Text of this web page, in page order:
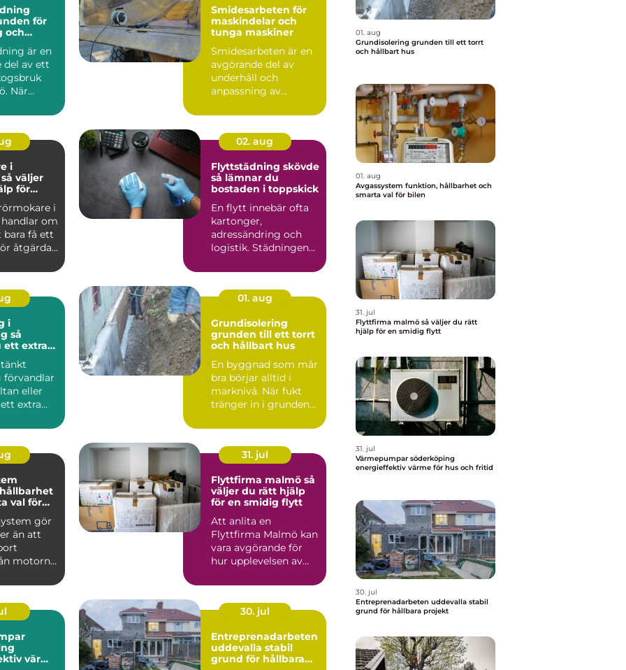
och
är en
del av ett
När
Smidesarbeten för
maskindelar och
tunga maskiner
Smidesarbeten är en
avgörande del av
underhåll och
anpassning av
tunga maskiner, sär...
i
för
i
om
bara få ett
åtgärdat.
02. aug
Flyttstädning skövde
så lämnar du
bostaden i toppskick
En flytt innebär ofta
kartonger,
adressändring och
logistik. Städningen
listan, ...
i
ett extra
förvandlar
eller
extra
01. aug
Grundisolering
grunden till ett torrt
och hållbart hus
En byggnad som mår
bra börjar alltid i
marknivå. När fukt
tränger in i grunden
mögel...
val för
gör
än att
motorn.
31. jul
Flyttfirma malmö så
väljer du rätt hjälp
för en smidig flytt
Att anlita en
Flyttfirma Malmö kan
vara avgörande för
hur upplevelsen av
välplan...
värme
30. jul
Entreprenadarbeten
uddevalla stabil
grund för hållbara
01. aug
Grundisolering grunden till ett torrt
och hållbart hus
01. aug
Avgassystem funktion, hållbarhet och
smarta val för bilen
31. jul
Flyttfirma malmö så väljer du rätt
hjälp för en smidig flytt
31. jul
Värmepumpar söderköping
energieffektiv värme för hus och fritid
30. jul
Entreprenadarbeten uddevalla stabil
grund för hållbara projekt